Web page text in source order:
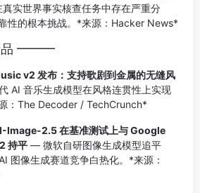
实世界事实核查任务中存在严重分
性的根本挑战。*来源：Hacker News*
品 ━━━
v2 发布：支持歌剧到金属的无缝风
AI 音乐生成模型在风格连贯性上实现
：The Decoder / TechCrunch*
2.5 在基准测试上与 Google
持平 — 微软自研图像生成模型追平
图像生成赛道竞争白热化。*来源：